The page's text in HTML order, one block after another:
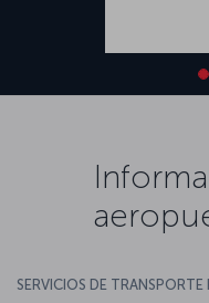
SERVICIOS DE TRANSPORTE